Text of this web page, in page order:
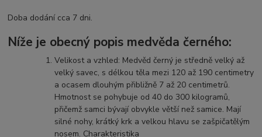
Doba dodání cca 7 dni.
Níže je obecný popis medvěda černého:
Velikost a vzhled: Medvěd černý je středně velký až
velký savec, s délkou těla mezi 120 až 190 centimetry
a ocasem dlouhým přibližně 7 až 20 centimetrů.
Hmotnost se pohybuje od 40 do 300 kilogramů,
přičemž samci bývají obvykle větší než samice. Mají
silné nohy, krátký krk a velkou hlavu se zašpičatělým
nosem. Charakteristika